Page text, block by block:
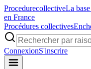
ProcedurecollectiveLa
en France
Procédures collectives
ConnexionS'inscrire